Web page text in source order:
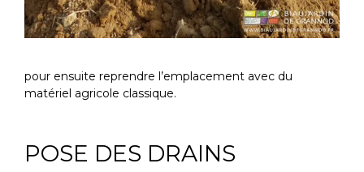
pour ensuite reprendre l’emplacement avec du
matériel agricole classique.
POSE DES DRAINS